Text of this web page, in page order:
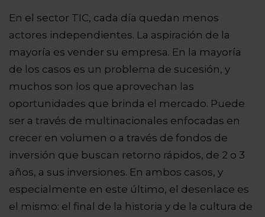
En el sector TIC, cada día quedan menos
actores independientes. La aspiración de la
mayoría es vender su empresa. En la mayoría
de los casos es un problema de sucesión, y
muchos son los que aprovechan las
oportunidades que brinda el mercado. Puede
ser a través de multinacionales enfocadas en
crecer en volumen o a través de fondos de
inversión que buscan retorno rápidos, de 2 o 3
años, a sus inversiones. En ambos casos, y
especialmente en este último, el desenlace es
el mismo: el final de la historia y de la cultura de